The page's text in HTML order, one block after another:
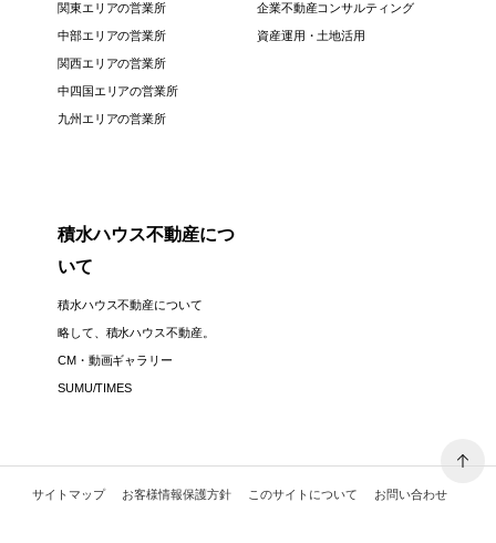
関東エリアの営業所
中部エリアの営業所
関西エリアの営業所
中四国エリアの営業所
九州エリアの営業所
企業不動産コンサルティング
資産運用・土地活用
積水ハウス不動産につ
いて
積水ハウス不動産について
略して、積水ハウス不動産。
CM・動画ギャラリー
SUMU/TIMES
サイトマップ お客様情報保護方針 このサイトについて お問い合わせ